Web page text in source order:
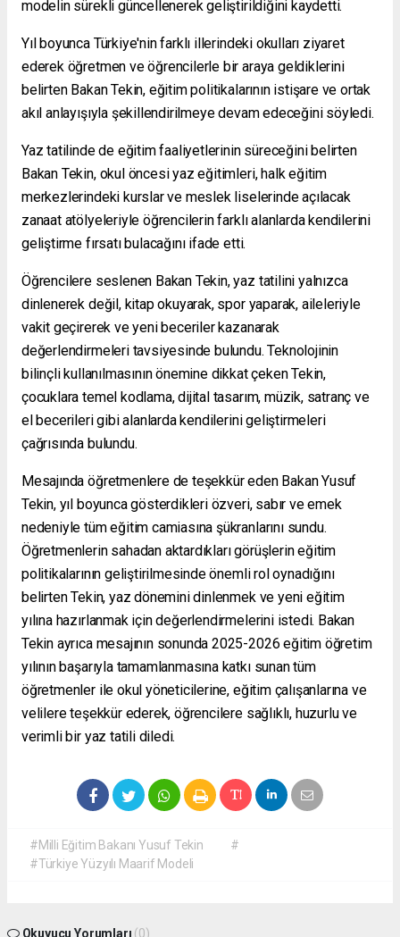
modelin sürekli güncellenerek geliştirildiğini kaydetti.
Yıl boyunca Türkiye'nin farklı illerindeki okulları ziyaret
ederek öğretmen ve öğrencilerle bir araya geldiklerini
belirten Bakan Tekin, eğitim politikalarının istişare ve ortak
akıl anlayışıyla şekillendirilmeye devam edeceğini söyledi.
Yaz tatilinde de eğitim faaliyetlerinin süreceğini belirten
Bakan Tekin, okul öncesi yaz eğitimleri, halk eğitim
merkezlerindeki kurslar ve meslek liselerinde açılacak
zanaat atölyeleriyle öğrencilerin farklı alanlarda kendilerini
geliştirme fırsatı bulacağını ifade etti.
Öğrencilere seslenen Bakan Tekin, yaz tatilini yalnızca
dinlenerek değil, kitap okuyarak, spor yaparak, aileleriyle
vakit geçirerek ve yeni beceriler kazanarak
değerlendirmeleri tavsiyesinde bulundu. Teknolojinin
bilinçli kullanılmasının önemine dikkat çeken Tekin,
çocuklara temel kodlama, dijital tasarım, müzik, satranç ve
el becerileri gibi alanlarda kendilerini geliştirmeleri
çağrısında bulundu.
Mesajında öğretmenlere de teşekkür eden Bakan Yusuf
Tekin, yıl boyunca gösterdikleri özveri, sabır ve emek
nedeniyle tüm eğitim camiasına şükranlarını sundu.
Öğretmenlerin sahadan aktardıkları görüşlerin eğitim
politikalarının geliştirilmesinde önemli rol oynadığını
belirten Tekin, yaz dönemini dinlenmek ve yeni eğitim
yılına hazırlanmak için değerlendirmelerini istedi. Bakan
Tekin ayrıca mesajının sonunda 2025-2026 eğitim öğretim
yılının başarıyla tamamlanmasına katkı sunan tüm
öğretmenler ile okul yöneticilerine, eğitim çalışanlarına ve
velilere teşekkür ederek, öğrencilere sağlıklı, huzurlu ve
verimli bir yaz tatili diledi.
#Milli Eğitim Bakanı Yusuf Tekin
#
#Türkiye Yüzyılı Maarif Modeli
Okuyucu Yorumları (0)